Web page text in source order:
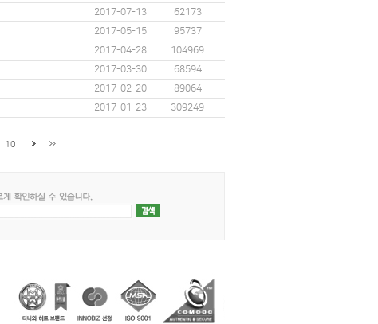
2017-07-13
62173
2017-05-15
95737
2017-04-28
104969
2017-03-30
68594
2017-02-20
89064
2017-01-23 309249
10